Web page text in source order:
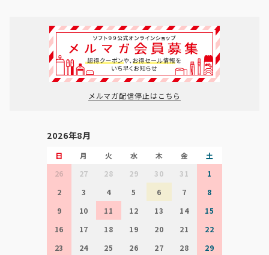
メルマガ配信停止はこちら
2026年8月
日 月 火 水 木 金
土
26
27 28 29 30 31
1
2
3 4 5 6 7
8
9
10 11 12 13 14
15
16
17 18 19 20 21
22
23
24 25 26 27 28 29